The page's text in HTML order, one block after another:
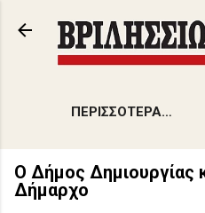
Μετάβαση στο
ΠΕΡΙΣΣΌΤΕΡΑ…
Ο Δήμος Δημιουργίας
Δήμαρχο